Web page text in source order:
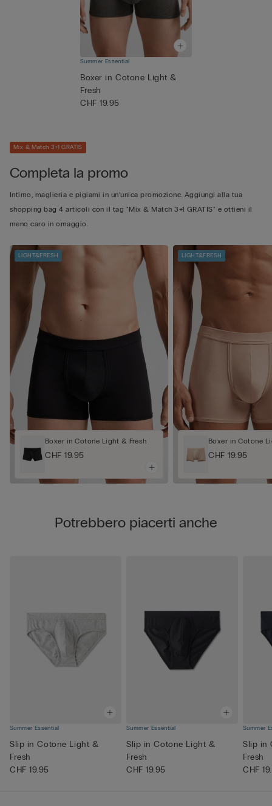
Summer Essential
Boxer in Cotone Light &
Fresh
CHF 19.95
Mix & Match 3+1 GRATIS
Completa la promo
Intimo, maglieria e pigiami in un’unica promozione. Aggiungi alla tua
shopping bag 4 articoli con il tag "Mix & Match 3+1 GRATIS" e ottieni il
meno caro in omaggio.
LIGHT&FRESH
Boxer in Cotone Light & Fresh
CHF 19.95
LIGHT&FRESH
Boxer in Cotone
CHF 19.95
Potrebbero piacerti anche
Summer Essential
Slip in Cotone Light &
Fresh
CHF 19.95
Summer Essential
Slip in Cotone Light &
Fresh
CHF 19.95
Summer
Slip in
Fresh
CHF